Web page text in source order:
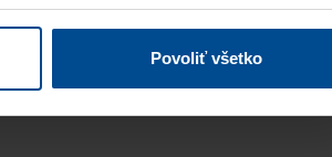
Povoliť všetko